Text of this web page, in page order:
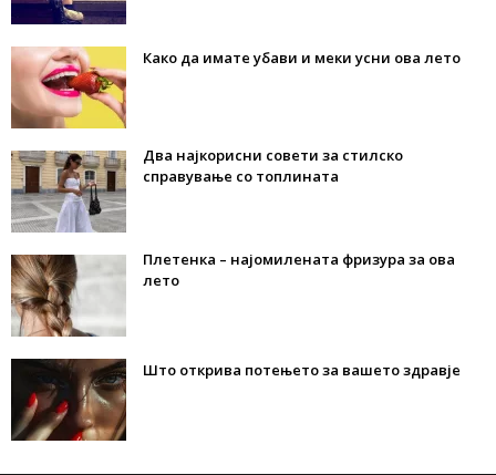
Како да имате убави и меки усни ова лето
Два најкорисни совети за стилско
справување со топлината
Плетенка – најомилената фризура за ова
лето
Што открива потењето за вашето здравје